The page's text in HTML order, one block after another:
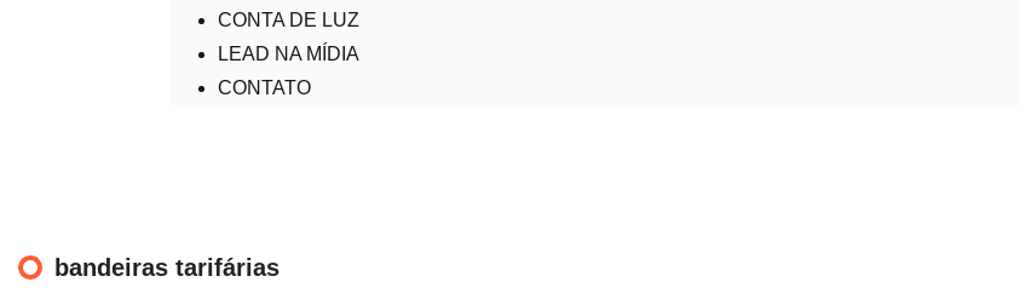
CONTA DE LUZ
LEAD NA MÍDIA
CONTATO
bandeiras tarifárias